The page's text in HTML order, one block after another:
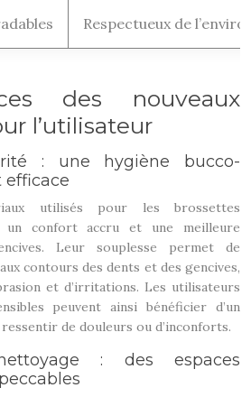
Respectueux de
des nouveaux
l’utilisateur
: une hygiène bucco-
efficace
utilisés pour les brossettes
un confort accru et une meilleure
Leur souplesse permet de
contours des dents et des gencives,
et d’irritations. Les utilisateurs
peuvent ainsi bénéficier d’un
de douleurs ou d’inconforts.
: des espaces